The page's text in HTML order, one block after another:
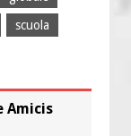
scuola
Amicis